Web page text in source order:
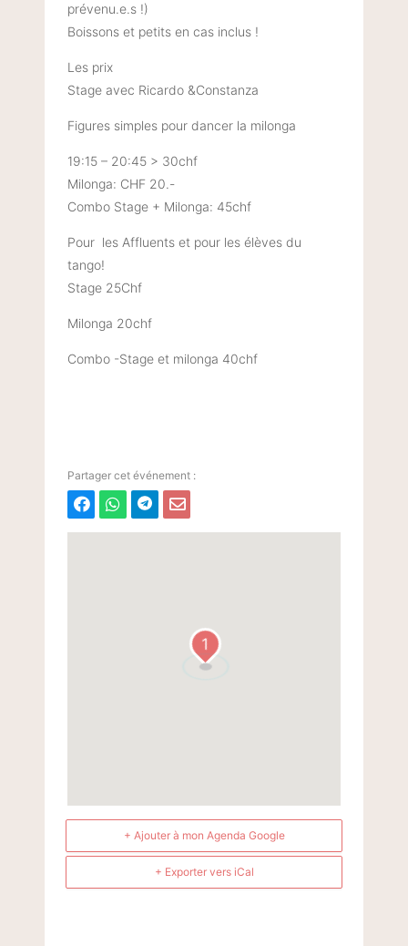
prévenu.e.s !)
Boissons et petits en cas inclus !
Les prix
Stage avec Ricardo &Constanza
Figures simples pour dancer la milonga
19:15 – 20:45 > 30chf
Milonga: CHF 20.-
Combo Stage + Milonga: 45chf
Pour les Affluents et pour les élèves du
tango!
Stage 25Chf
Milonga 20chf
Combo -Stage et milonga 40chf
1
+ Ajouter à mon Agenda Google
+ Exporter vers iCal